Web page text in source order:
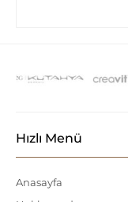
Hızlı Menü
Anasayfa